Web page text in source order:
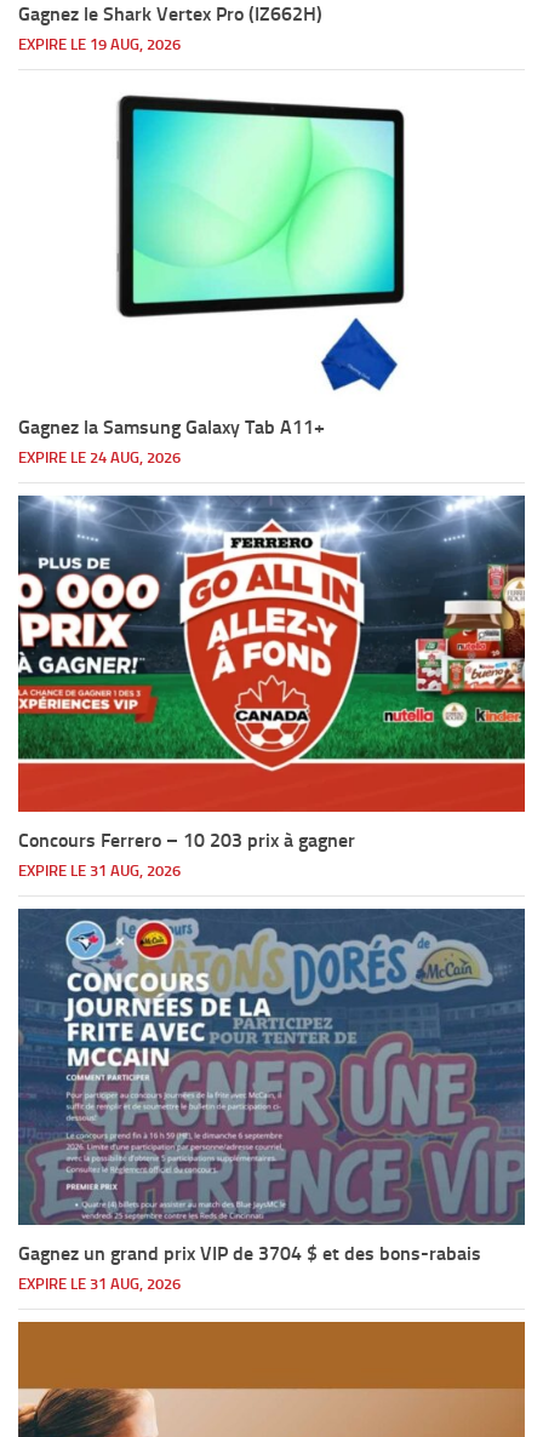
Gagnez le Shark Vertex Pro (IZ662H)
EXPIRE LE 19 AUG, 2026
Gagnez la Samsung Galaxy Tab A11+
EXPIRE LE 24 AUG, 2026
Concours Ferrero – 10 203 prix à gagner
EXPIRE LE 31 AUG, 2026
Gagnez un grand prix VIP de 3704 $ et des bons-rabais
EXPIRE LE 31 AUG, 2026